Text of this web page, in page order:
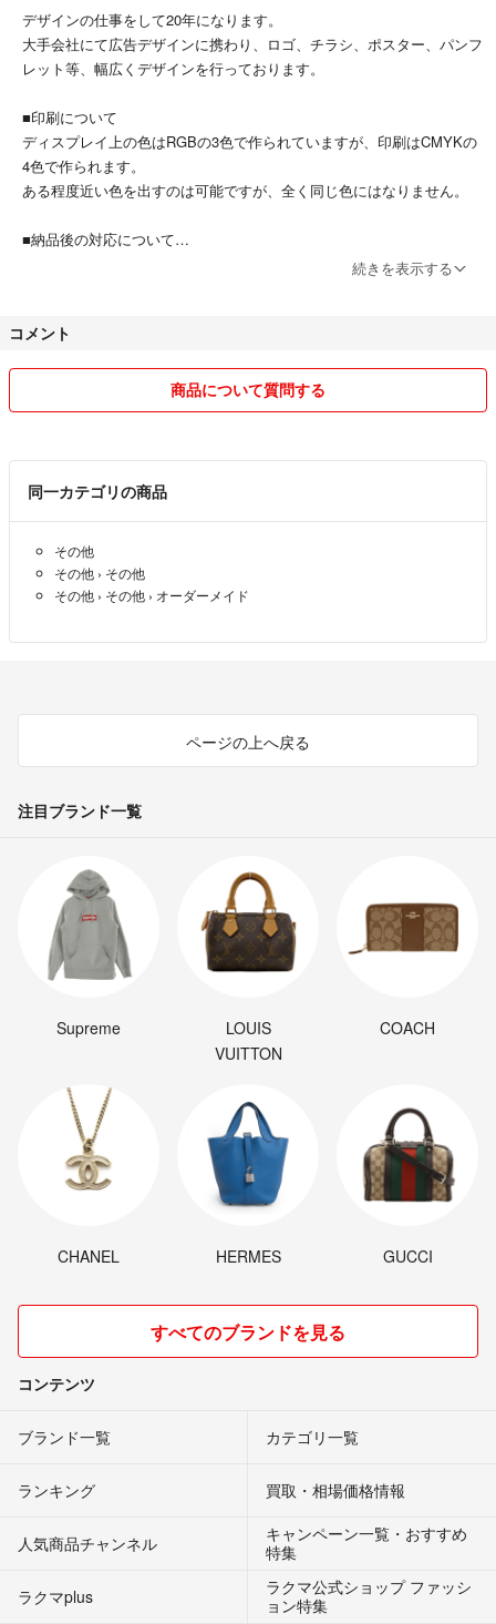
デザインの仕事をして20年になります。
大手会社にて広告デザインに携わり、ロゴ、チラシ、ポスター、パンフ
レット等、幅広くデザインを行っております。
■印刷について
ディスプレイ上の色はRGBの3色で作られていますが、印刷はCMYKの
4色で作られます。
ある程度近い色を出すのは可能ですが、全く同じ色にはなりません。
■納品後の対応について
●商品がオーダーメイドである特性上、返品や返金の対応はいたしかね
当社でも現物やデータを確認させていただきまして迅速に対応いたしま
a．お申し込みの商品と現品が異なっている場合
c．大きな版ズレなど明らかな印刷不良
お問い合わせいただいた際、確認のために写真をお送りいただくようお
お送りいただいた情報、弊社にてお預かりしているお客様サンプルを元
に確認の上、対応いたします。
尚、以下のものにつきましては再印刷対応不可の場合もございますので
・配布を行うなど一部でも使用した場合。
前回と全く同じ用紙とデータでも印刷する時期の環境により若干色味が
異なることがございます。すべての条件を完全に合わせることはできな
【営業時間】9:00 〜 18:00
（時間外でもなるべくご返事するようにしておりますが、状況により翌
営業日のご連絡となりますことご了承ください。）
【定休日】土曜日/日曜日/祝日・GW・お盆・年末年始
続きを表示する
コメント
商品について質問する
同一カテゴリの商品
その他
その他 › その他
その他 › その他 › オーダーメイド
ページの上へ戻る
注目ブランド一覧
Supreme
LOUIS
VUITTON
COACH
CHANEL HERMES GUCCI
すべてのブランドを見る
コンテンツ
ブランド一覧 カテゴリ一覧
ランキング 買取・相場価格情報
人気商品チャンネル
キャンペーン一覧・おすすめ
特集
ラクマplus
ラクマ公式ショップ ファッシ
ョン特集